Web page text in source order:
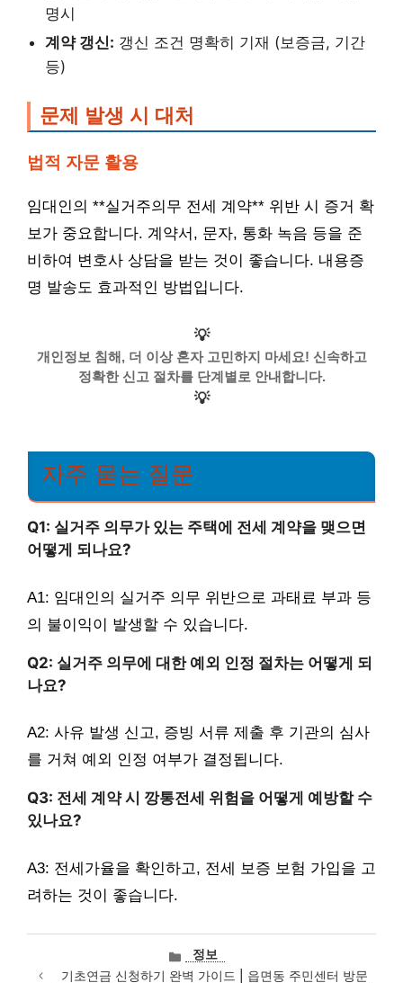
명시
계약 갱신: 갱신 조건 명확히 기재 (보증금, 기간
등)
문제 발생 시 대처
법적 자문 활용
임대인의 **실거주의무 전세 계약** 위반 시 증거 확
보가 중요합니다. 계약서, 문자, 통화 녹음 등을 준
비하여 변호사 상담을 받는 것이 좋습니다. 내용증
명 발송도 효과적인 방법입니다.
💡
개인정보 침해, 더 이상 혼자 고민하지 마세요! 신속하고
정확한 신고 절차를 단계별로 안내합니다.
💡
자주 묻는 질문
Q1: 실거주 의무가 있는 주택에 전세 계약을 맺으면
어떻게 되나요?
A1: 임대인의 실거주 의무 위반으로 과태료 부과 등
의 불이익이 발생할 수 있습니다.
Q2: 실거주 의무에 대한 예외 인정 절차는 어떻게 되
나요?
A2: 사유 발생 신고, 증빙 서류 제출 후 기관의 심사
를 거쳐 예외 인정 여부가 결정됩니다.
Q3: 전세 계약 시 깡통전세 위험을 어떻게 예방할 수
있나요?
A3: 전세가율을 확인하고, 전세 보증 보험 가입을 고
려하는 것이 좋습니다.
카
테
정보
기초연금 신청하기 완벽 가이드 | 읍면동 주민센터 방문